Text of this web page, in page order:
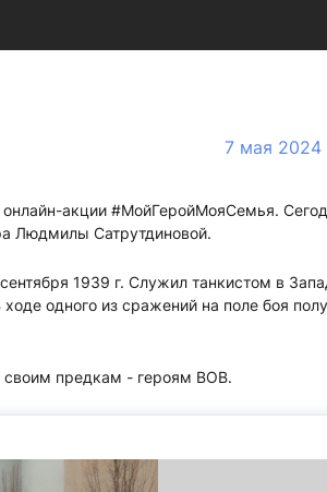
7 мая 2024
акции #МойГеройМояСемья.
Людмилы Сатрутдиновой.
1939 г. Служил танкистом в
одного из сражений на поле боя
предкам - героям ВОВ.